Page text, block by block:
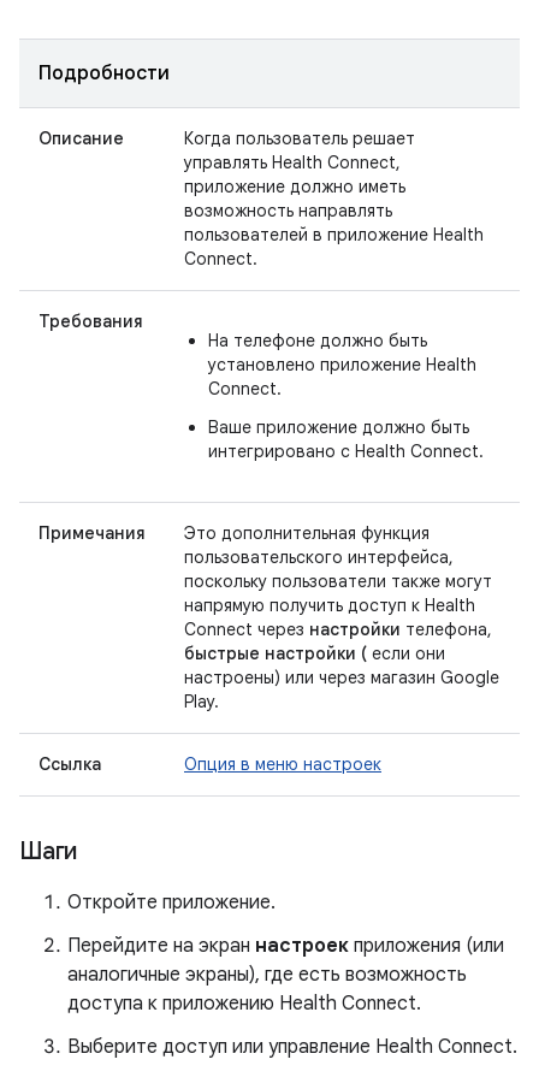
Подробности
Описание
Когда пользователь решает
управлять Health Connect,
приложение должно иметь
возможность направлять
пользователей в приложение Health
Connect.
Требования
На телефоне должно быть
установлено приложение Health
Connect.
Ваше приложение должно быть
интегрировано с Health Connect.
Примечания
Это дополнительная функция
пользовательского интерфейса,
поскольку пользователи также могут
напрямую получить доступ к Health
Connect через настройки телефона,
быстрые настройки ( если они
настроены) или через магазин Google
Play.
Ссылка Опция в меню настроек
Шаги
Откройте приложение.
Перейдите на экран настроек приложения (или
аналогичные экраны), где есть возможность
доступа к приложению Health Connect.
Выберите доступ или управление Health Connect.